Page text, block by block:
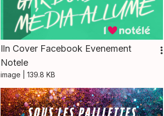
Iln Cover Facebook Evenement
Notele
image | 139.8 KB